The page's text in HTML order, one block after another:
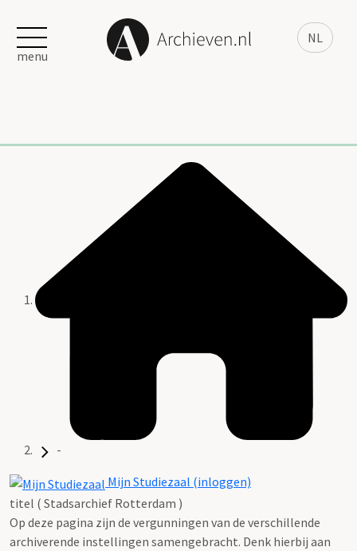
NL
menu
-
Mijn Studiezaal (inloggen)
titel ( Stadsarchief Rotterdam )
Op deze pagina zijn de vergunningen van de verschillende
archiverende instellingen samengebracht. Denk hierbij aan